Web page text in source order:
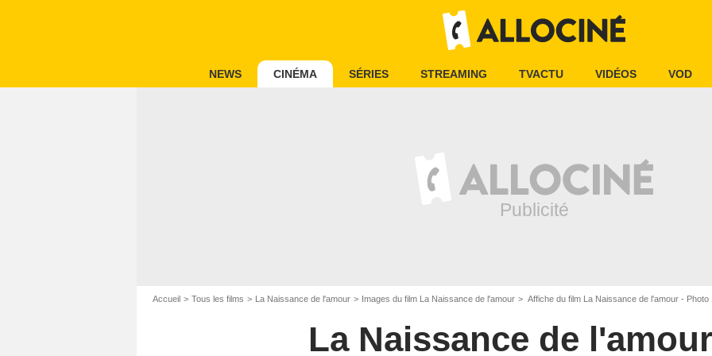
NEWS CINÉMA SÉRIES STREAMING TVACTU VIDÉOS VOD
Accueil Tous les films La Naissance de l'amour Images du film La Naissance de l'amour Affiche du film La Naissance de l'amour - Photo
La Naissance de l'amour